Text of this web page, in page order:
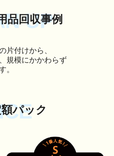
UP
品回収事例
片付けから、
規模にかかわらず
。
パック